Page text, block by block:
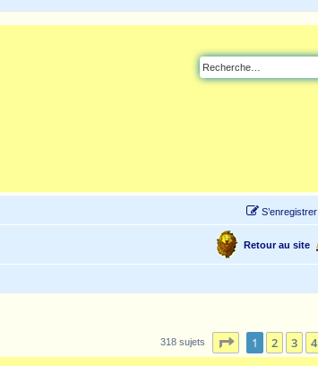
S’enregistrer
Retour au site
318 sujets Page sur7
1 2 3 4